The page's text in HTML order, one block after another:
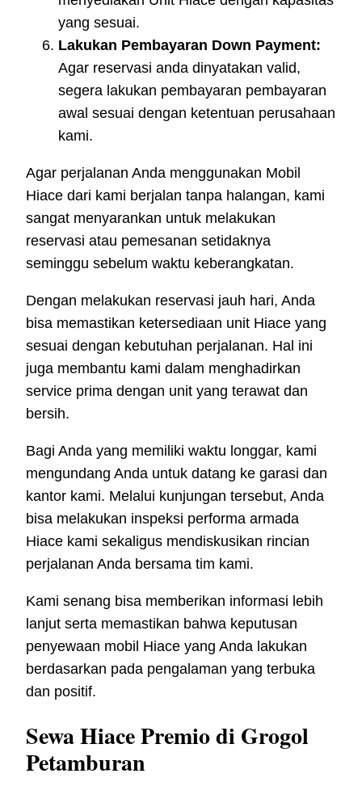
yang sesuai.
Lakukan Pembayaran Down Payment:
Agar reservasi anda dinyatakan valid,
segera lakukan pembayaran pembayaran
awal sesuai dengan ketentuan perusahaan
kami.
Agar perjalanan Anda menggunakan Mobil
Hiace dari kami berjalan tanpa halangan, kami
sangat menyarankan untuk melakukan
reservasi atau pemesanan setidaknya
seminggu sebelum waktu keberangkatan.
Dengan melakukan reservasi jauh hari, Anda
bisa memastikan ketersediaan unit Hiace yang
sesuai dengan kebutuhan perjalanan. Hal ini
juga membantu kami dalam menghadirkan
service prima dengan unit yang terawat dan
bersih.
Bagi Anda yang memiliki waktu longgar, kami
mengundang Anda untuk datang ke garasi dan
kantor kami. Melalui kunjungan tersebut, Anda
bisa melakukan inspeksi performa armada
Hiace kami sekaligus mendiskusikan rincian
perjalanan Anda bersama tim kami.
Kami senang bisa memberikan informasi lebih
lanjut serta memastikan bahwa keputusan
penyewaan mobil Hiace yang Anda lakukan
berdasarkan pada pengalaman yang terbuka
dan positif.
Sewa Hiace Premio di Grogol
Petamburan